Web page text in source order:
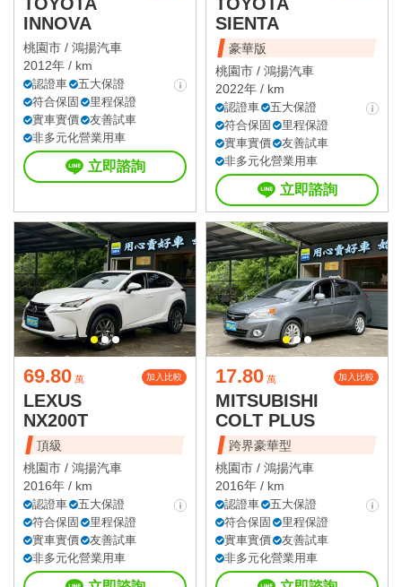
INNOVA
桃園市 / 鴻揚汽車
2012年 / km
認證車
五大保證
符合保固
里程保證
實車實價
友善試車
非多元化營業用車
立即諮詢
SIENTA
豪華版
桃園市 / 鴻揚汽車
2022年 / km
認證車
五大保證
符合保固
里程保證
實車實價
友善試車
非多元化營業用車
立即諮詢
69.80 萬 加入比較
LEXUS
NX200T
頂級
桃園市 / 鴻揚汽車
2016年 / km
認證車
五大保證
符合保固
里程保證
實車實價
友善試車
非多元化營業用車
17.80 萬 加入比較
MITSUBISHI
COLT PLUS
跨界豪華型
桃園市 / 鴻揚汽車
2016年 / km
認證車
五大保證
符合保固
里程保證
實車實價
友善試車
非多元化營業用車